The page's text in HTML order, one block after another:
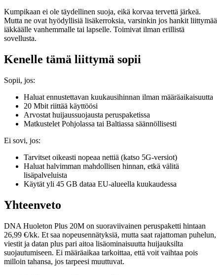
Kumpikaan ei ole täydellinen suoja, eikä korvaa tervettä järkeä.
Mutta ne ovat hyödyllisiä lisäkerroksia, varsinkin jos hankit liittymää
iäkkäälle vanhemmalle tai lapselle. Toimivat ilman erillistä
sovellusta.
Kenelle tämä liittymä sopii
Sopii, jos:
Haluat ennustettavan kuukausihinnan ilman määräaikaisuutta
20 Mbit riittää käyttöösi
Arvostat huijaussuojausta peruspaketissa
Matkustelet Pohjolassa tai Baltiassa säännöllisesti
Ei sovi, jos:
Tarvitset oikeasti nopeaa nettiä (katso 5G-versiot)
Haluat halvimman mahdollisen hinnan, etkä välitä
lisäpalveluista
Käytät yli 45 GB dataa EU-alueella kuukaudessa
Yhteenveto
DNA Huoleton Plus 20M on suoraviivainen peruspaketti hintaan
26,99 €/kk. Et saa nopeusennätyksiä, mutta saat rajattoman puhelun,
viestit ja datan plus pari aitoa lisäominaisuutta huijauksilta
suojautumiseen. Ei määräaikaa tarkoittaa, että voit vaihtaa pois
milloin tahansa, jos tarpeesi muuttuvat.